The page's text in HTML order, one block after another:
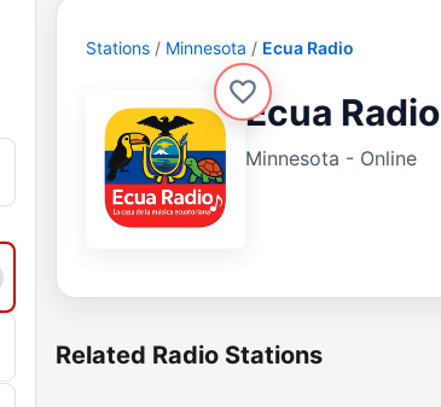
Stations Minnesota Ecua Radio
Ecua Radio
Minnesota - Online
Related Radio Stations